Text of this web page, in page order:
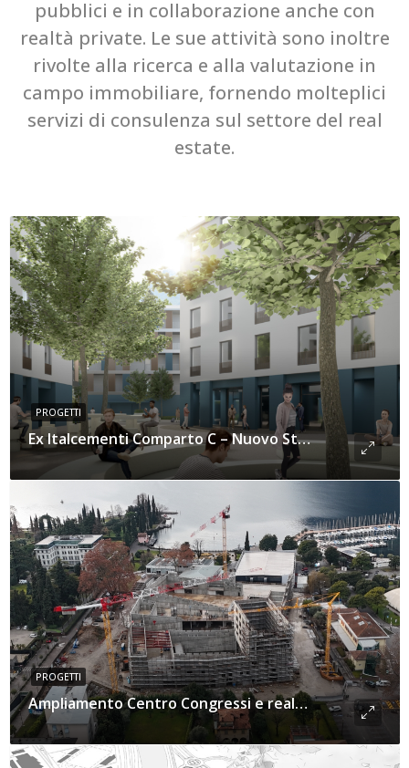
pubblici e in collaborazione anche con
realtà private. Le sue attività sono inoltre
rivolte alla ricerca e alla valutazione in
campo immobiliare, fornendo molteplici
servizi di consulenza sul settore del real
estate.
PROGETTI
Ex Italcementi Comparto C – Nuovo Studentato
PROGETTI
Ampliamento Centro Congressi e realizzazione Teatro